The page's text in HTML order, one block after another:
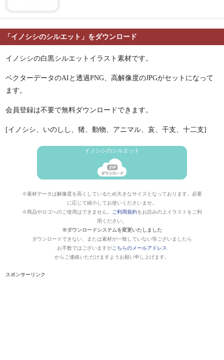
「イノシシのシルエット」をダウンロード
イノシシの白黒シルエットイラスト素材です。
ベクターデータのAIと透過PNG、高解像度のJPGがセットになって
ます。
会員登録は不要で無料ダウンロードできます。
[イノシシ、いのしし、猪、動物、アニマル、亥、干支、十二支]
イノシシのシルエット
※素材データは解像度を高くしているため大きなサイズとなっております。必要
に応じて縮小してお使いくださいませ。
※商品やロゴへのご使用はできません。
ご利用規約をお読みの上イラストをご利
用ください。
※ダウンロードシステムを変更いたしました
ダウンロードできない、または素材が一致していない等ございましたら
お手数ではございますがこちらのメールアドレス
からご連絡いただけますようお願い申し上げます。
スポンサーリンク